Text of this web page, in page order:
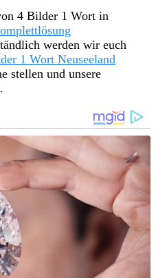
4 Bilder 1 Wort in
werden wir euch
1 Wort Neuseeland
stellen und unsere